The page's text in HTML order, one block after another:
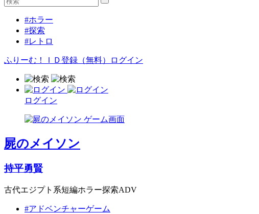
#ホラー
#探索
#レトロ
ふりーむ！ＩＤ登録（無料） ログイン
ログイン
屍のメイソン
持平勇賢
古代エジプト系短編ホラー探索ADV
#アドベンチャーゲーム